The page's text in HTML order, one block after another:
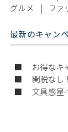
グルメ | ファ
最新のキャン
■ お得なキ
■ 関税なし
■ 文具惑星-